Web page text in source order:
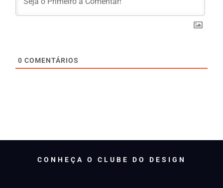
0 COMENTÁRIOS
CONHEÇA O CLUBE DO DESIGN